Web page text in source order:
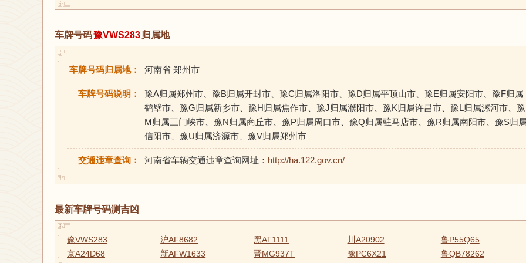
车牌号码豫VWS283归属地
车牌号码归属地： 河南省 郑州市
车牌号码说明：
豫A归属郑州市、豫B归属开封市、豫C归属洛阳市、豫D归属平顶山市、豫E归属安阳市、豫F归属
鹤壁市、豫G归属新乡市、豫H归属焦作市、豫J归属濮阳市、豫K归属许昌市、豫L归属漯河市、豫
M归属三门峡市、豫N归属商丘市、豫P归属周口市、豫Q归属驻马店市、豫R归属南阳市、豫S归
信阳市、豫U归属济源市、豫V归属郑州市
交通违章查询： 河南省车辆交通违章查询网址： http://ha.122.gov.cn/
最新车牌号码测吉凶
豫VWS283 沪AF8682 黑AT1111 川A20902
鲁P55Q65
京A24D68
新AFW1633 晋MG937T 豫PC6X21 鲁QB78262